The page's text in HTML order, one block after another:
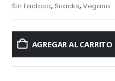
Sin Lactosa, Snacks,Vegano
AGREGAR AL CARRITO